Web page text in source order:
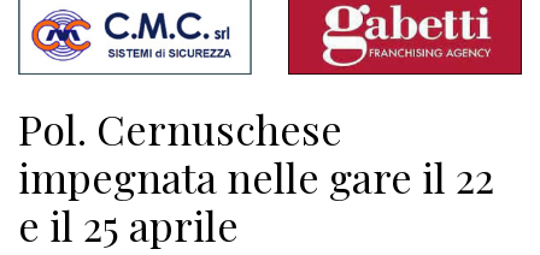
del
sito
Associazioni
Meteo
Pol. Cernuschese
impegnata nelle gare il 22
e il 25 aprile